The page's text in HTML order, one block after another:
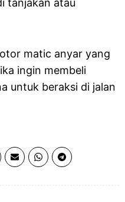
tanjakan atau
matic anyar yang
ingin membeli
untuk beraksi di jalan